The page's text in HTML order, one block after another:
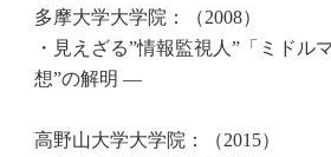
多摩大学大学院：（2008）
・見えざる”情報監視人”「ミド
想”の解明 ―
高野山大学大学院：（2015）